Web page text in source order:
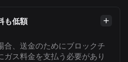
も低額
合、送金のためにブロックチ
ガス料金を支払う必要があり